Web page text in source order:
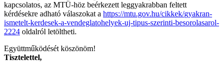
kapcsolatos, az MTÜ-höz beérkezett leggyakrabban feltett
kérdésekre adható válaszokat a https://mtu.gov.hu/cikkek/gyakran-
ismetelt-kerdesek-a-vendeglatohelyek-uj-tipus-szerinti-besorolasarol-
2224 oldalról letöltheti.
Együttműködését köszönöm!
Tisztelettel,